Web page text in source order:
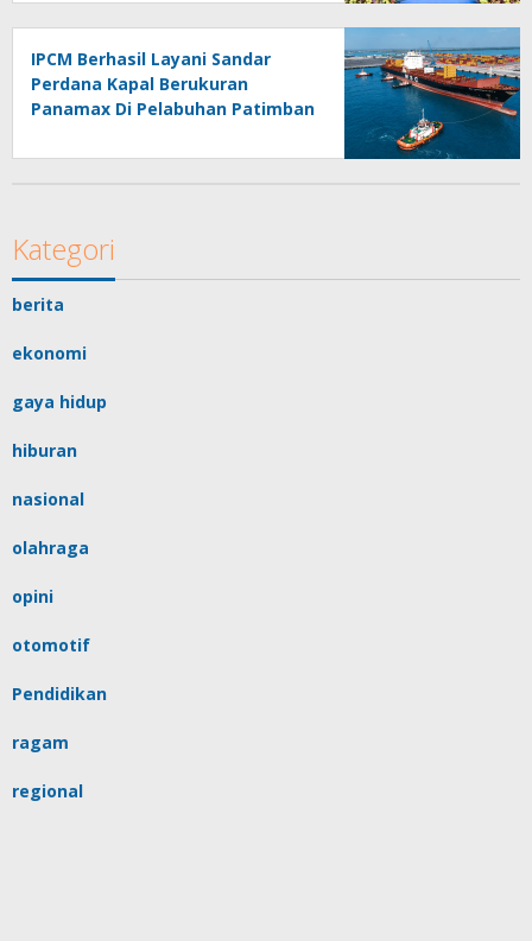
IPCM Berhasil Layani Sandar
Perdana Kapal Berukuran
Panamax Di Pelabuhan Patimban
Kategori
berita
ekonomi
gaya hidup
hiburan
nasional
olahraga
opini
otomotif
Pendidikan
ragam
regional